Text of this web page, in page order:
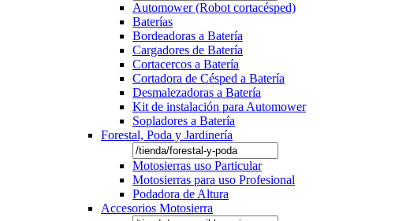
Automower (Robot cortacésped)
Baterías
Bordeadoras a Batería
Cargadores de Batería
Cortacercos a Batería
Cortadora de Césped a Batería
Desmalezadoras a Batería
Kit de instalación para Automower
Sopladores a Batería
Forestal, Poda y Jardinería
Motosierras uso Particular
Motosierras para uso Profesional
Podadora de Altura
Accesorios Motosierra